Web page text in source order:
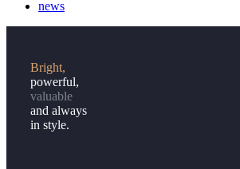
news
Bright,
powerful,
valuable
and always
in style.